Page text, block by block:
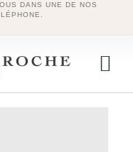
DANS UNE DE NOS